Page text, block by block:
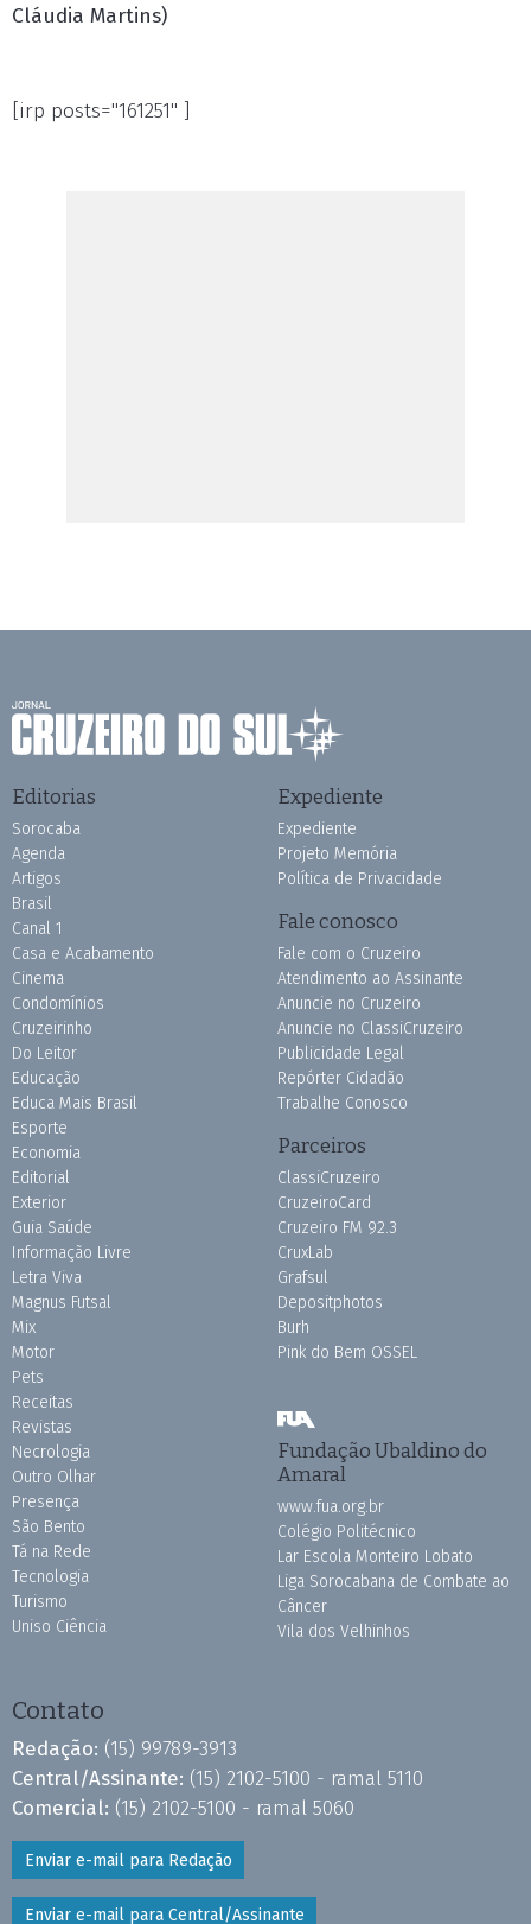
Cláudia Martins)
[irp posts="161251" ]
Editorias
Sorocaba
Agenda
Artigos
Brasil
Canal 1
Casa e Acabamento
Cinema
Condomínios
Cruzeirinho
Do Leitor
Educação
Educa Mais Brasil
Esporte
Economia
Editorial
Exterior
Guia Saúde
Informação Livre
Letra Viva
Magnus Futsal
Mix
Motor
Pets
Receitas
Revistas
Necrologia
Outro Olhar
Presença
São Bento
Tá na Rede
Tecnologia
Turismo
Uniso Ciência
Expediente
Expediente
Projeto Memória
Política de Privacidade
Fale conosco
Fale com o Cruzeiro
Atendimento ao Assinante
Anuncie no Cruzeiro
Anuncie no ClassiCruzeiro
Publicidade Legal
Repórter Cidadão
Trabalhe Conosco
Parceiros
ClassiCruzeiro
CruzeiroCard
Cruzeiro FM 92.3
CruxLab
Grafsul
Depositphotos
Burh
Pink do Bem OSSEL
Fundação Ubaldino do
Amaral
www.fua.org.br
Colégio Politécnico
Lar Escola Monteiro Lobato
Liga Sorocabana de Combate ao
Câncer
Vila dos Velhinhos
Contato
Redação: (15) 99789-3913
Central/Assinante: (15) 2102-5100 - ramal 5110
Comercial: (15) 2102-5100 - ramal 5060
Enviar e-mail para Redação
Enviar e-mail para Central/Assinante